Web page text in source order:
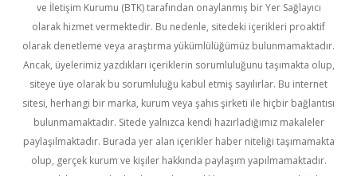
ve İletişim Kurumu (BTK) tarafından onaylanmış bir Yer Sağlayıcı
olarak hizmet vermektedir. Bu nedenle, sitedeki içerikleri proaktif
olarak denetleme veya araştırma yükümlülüğümüz bulunmamaktadır.
Ancak, üyelerimiz yazdıkları içeriklerin sorumluluğunu taşımakta olup,
siteye üye olarak bu sorumluluğu kabul etmiş sayılırlar. Bu internet
sitesi, herhangi bir marka, kurum veya şahıs şirketi ile hiçbir bağlantısı
bulunmamaktadır. Sitede yalnızca kendi hazırladığımız makaleler
paylaşılmaktadır. Burada yer alan içerikler haber niteliği taşımamakta
olup, gerçek kurum ve kişiler hakkında paylaşım yapılmamaktadır.